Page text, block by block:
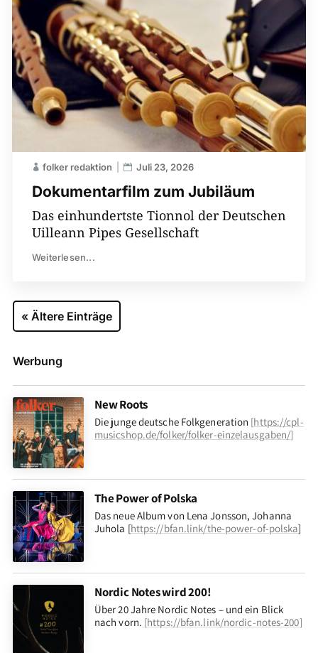
Dokumentarfilm zum Jubiläum
folker redaktion Juli 23, 2026
Das einhundertste Tionnol der Deutschen
Uilleann Pipes Gesellschaft
Weiterlesen...
« Ältere Einträge
Werbung
New Roots
Die junge deutsche Folkgeneration [https://cpl-
musicshop.de/folker/folker-einzelausgaben/]
The Power of Polska
Das neue Album von Lena Jonsson, Johanna
Juhola [https://bfan.link/the-power-of-polska]
Nordic Notes wird 200!
Über 20 Jahre Nordic Notes – und ein Blick
nach vorn. [https://bfan.link/nordic-notes-200]